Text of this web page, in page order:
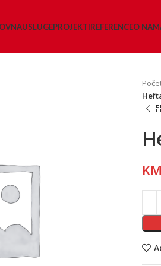
USLUGEPROJEKTIREFERENCEO
KM